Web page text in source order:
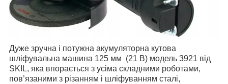
Дуже зручна і потужна акумуляторна кутова
шліфувальна машина 125 мм (21 В) модель 3921 від
SKIL, яка впорається з усіма складними роботами,
пов’язаними з різанням і шліфуванням сталі,